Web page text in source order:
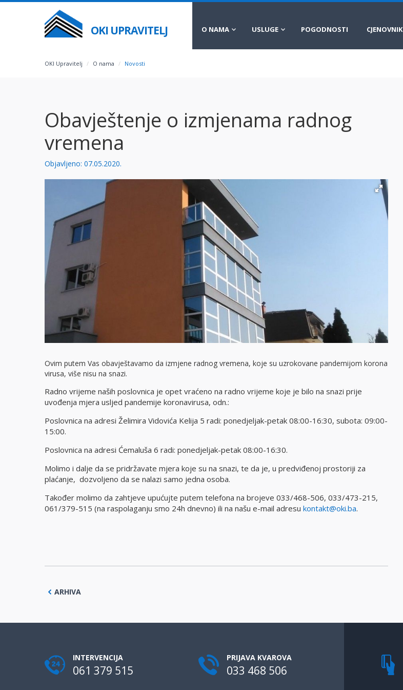
OKI UPRAVITELJ O NAMA USLUGE POGODNOSTI CJENOVNIK
OKI Upravitelj O nama Novosti
Obavještenje o izmjenama radnog
vremena
Objavljeno: 07.05.2020.
Ovim putem Vas obavještavamo da izmjene radnog vremena, koje su uzrokovane pandemijom korona
virusa, više nisu na snazi.
Radno vrijeme naših poslovnica je opet vraćeno na radno vrijeme koje je bilo na snazi prije
uvođenja mjera usljed pandemije koronavirusa, odn.:
Poslovnica na adresi Želimira Vidovića Kelija 5 radi: ponedjeljak-petak 08:00-16:30, subota: 09:00-
15:00.
Poslovnica na adresi Ćemaluša 6 radi: ponedjeljak-petak 08:00-16:30.
Molimo i dalje da se pridržavate mjera koje su na snazi, te da je, u predviđenoj prostoriji za
plaćanje, dozvoljeno da se nalazi samo jedna osoba.
Također molimo da zahtjeve upućujte putem telefona na brojeve 033/468-506, 033/473-215,
061/379-515 (na raspolaganju smo 24h dnevno) ili na našu e-mail adresu kontakt@oki.ba.
ARHIVA
INTERVENCIJA
061 379 515
PRIJAVA KVAROVA
033 468 506